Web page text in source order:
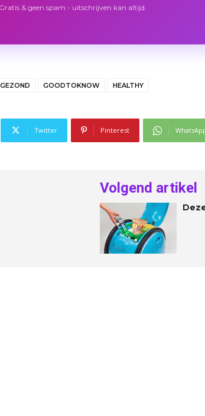
Gratis & geen spam - uitschrijven kan altijd.
GEZOND GOODTOKNOW HEALTHY
Twitter Pinterest
Volgend artikel